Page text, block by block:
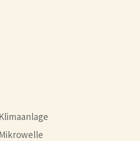
Klimaanlage
Mikrowelle